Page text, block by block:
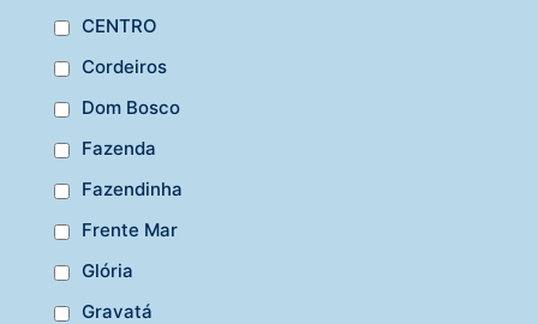
CENTRO
Cordeiros
Dom Bosco
Fazenda
Fazendinha
Frente Mar
Glória
Gravatá